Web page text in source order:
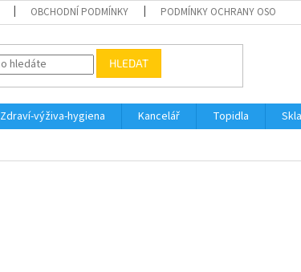
OBCHODNÍ PODMÍNKY PODMÍNKY OCHRANY
HLEDAT
Zdraví-výživa-hygiena Kancelář Topidla